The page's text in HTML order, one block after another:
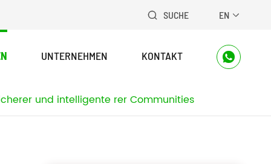
 SUCHE EN 
UNTERNEHMEN KONTAKT 
und intelligente rer Communities